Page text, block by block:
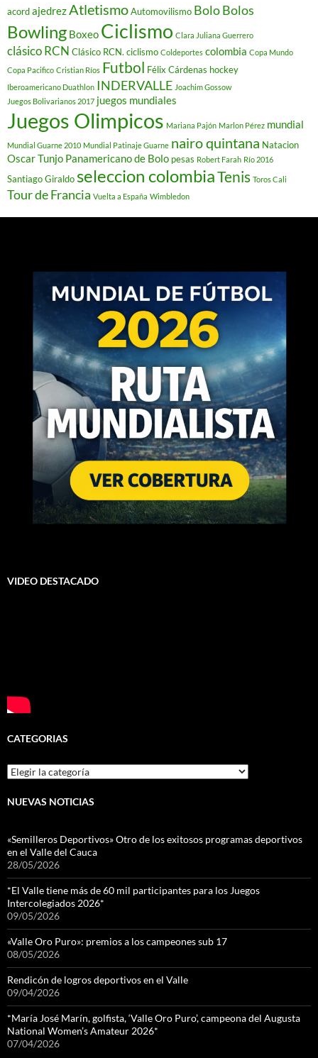
acordajedrezAtletismoAutomovilismo BoloBolos
Bowling Boxeo Ciclismo Clara Juliana Guerrero
clásico RCN Clásico RCN. ciclismo Coldeportes colombia Copa Mundo
Copa Pacifico Cristian Ríos Futbol Félix Cárdenas hockey
Iberoamericano Duathlon INDERVALLE Joachim Gossow
Juegos Bolivarianos 2017 juegos mundiales
Juegos Olimpicos Mariana Pajón Marlon Pérez mundial
Mundial Guarne 2010 Mundial Patinaje Guarne nairo quintana Natacion
Oscar Tunjo Panamericano de Bolo pesas Robert Farah Río 2016
Santiago Giraldo seleccion colombiaTenis Toros Cali
Tour de Francia Vuelta a España Wimbledon
VIDEO DESTACADO
CATEGORIAS
Categorias
NUEVAS NOTICIAS
«Semilleros Deportivos» Otro de los exitosos programas deportivos
en el Valle del Cauca
28/05/2026
*El Valle tiene más de 60 mil participantes para los Juegos
Intercolegiados 2026*
09/05/2026
«Valle Oro Puro»: premios a los campeones sub 17
08/05/2026
Rendicón de logros deportivos en el Valle
09/04/2026
*María José Marín, golfista, ‘Valle Oro Puro’, campeona del Augusta
National Women’s Amateur 2026*
07/04/2026